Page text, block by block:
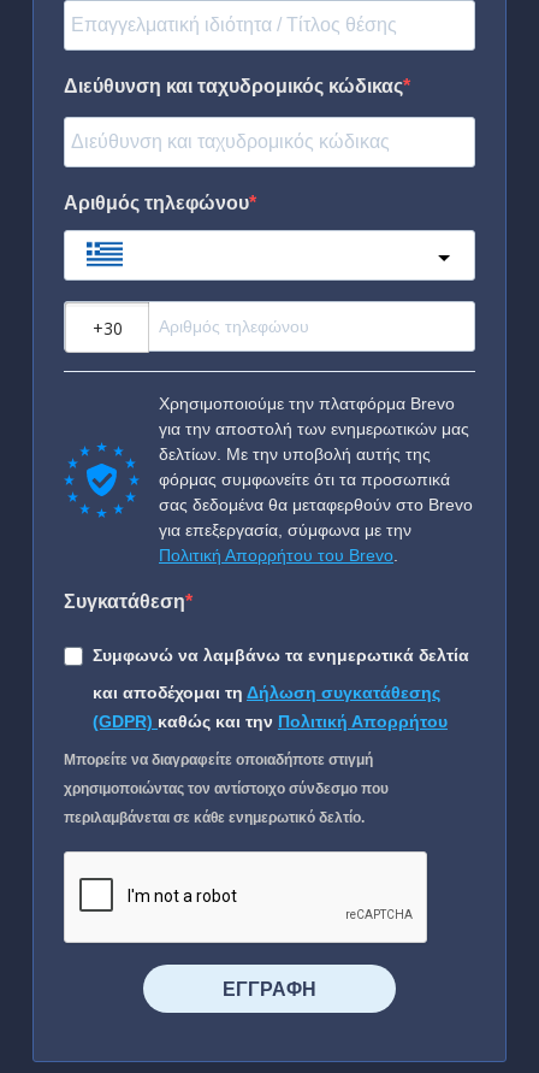
Διεύθυνση και ταχυδρομικός κώδικας
Αριθμός τηλεφώνου
Χρησιμοποιούμε την πλατφόρμα Brevo
για την αποστολή των ενημερωτικών μας
δελτίων. Με την υποβολή αυτής της
φόρμας συμφωνείτε ότι τα προσωπικά
σας δεδομένα θα μεταφερθούν στο Brevo
για επεξεργασία, σύμφωνα με την
Πολιτική Απορρήτου του Brevo
Συγκατάθεση
Συμφωνώ να λαμβάνω τα ενημερωτικά δελτία
και αποδέχομαι τη Δήλωση συγκατάθεσης
(GDPR) καθώς και την Πολιτική Απορρήτου
Μπορείτε να διαγραφείτε οποιαδήποτε στιγμή
χρησιμοποιώντας τον αντίστοιχο σύνδεσμο που
περιλαμβάνεται σε κάθε ενημερωτικό δελτίο.
⠀⠀⠀⠀ΕΓΓΡΑΦΗ⠀⠀⠀⠀